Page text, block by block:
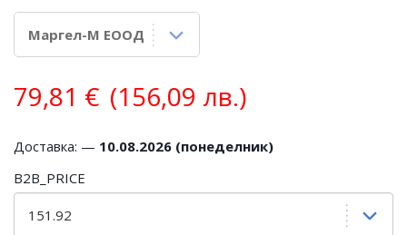
79,81 € (156,09 лв.)
Доставка: — 10.08.2026 (понеделник)
B2B_PRICE